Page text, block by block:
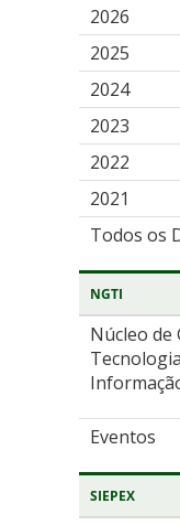
2026
2025
2024
2023
2022
2021
Todos os
NGTI
Núcleo de
Eventos
SIEPEX